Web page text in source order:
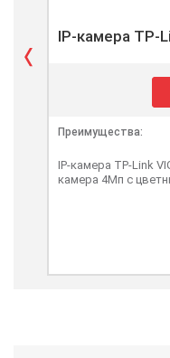
IP-камера TP-
Преимущества:
IP-камера TP-Link
камера 4Мп с